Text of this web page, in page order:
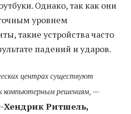
Однако, так как они
уровнем
такие устройства часто
падений и ударов.
центрах существуют
компьютерным решениям, —
Хендрик Ритшель,